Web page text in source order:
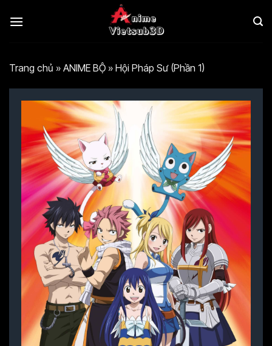
qua
Trang chủ » ANIME BỘ » Hội Pháp Sư (Phần 1)